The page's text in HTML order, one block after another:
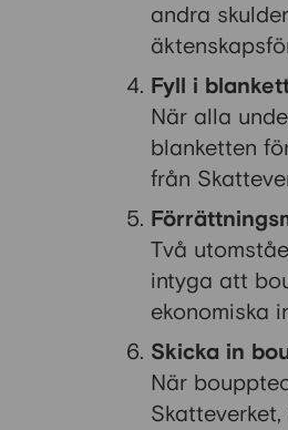
andra
Fyll i
När alla
blanketten
från
Två
intyga att
ekonomiska
Skicka in
När